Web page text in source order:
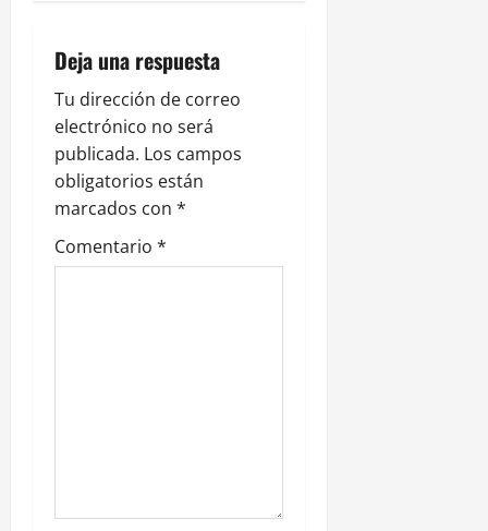
n
d
e
e
n
Deja una respuesta
Tu dirección de correo
electrónico no será
publicada. Los campos
obligatorios están
marcados con *
Comentario *